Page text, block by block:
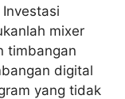
mixer
timbangan
digital
yang tidak